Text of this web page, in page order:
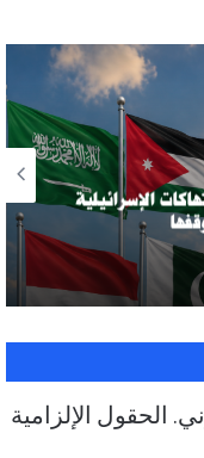
الإسرائيلية
الحقول الإلزامية